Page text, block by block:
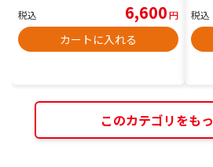
税込 6,600円
カートに入れる
税込
このカテゴリをも